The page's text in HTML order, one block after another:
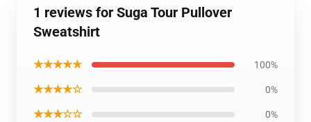
1 reviews for Suga Tour Pullover
Sweatshirt
★★★★★ 100%
★★★★☆ 0%
★★★☆☆ 0%